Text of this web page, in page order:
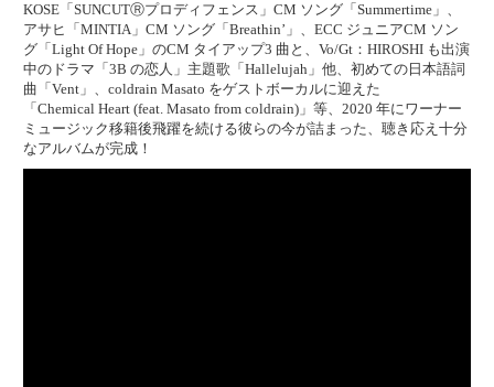
KOSE「SUNCUTⓇプロディフェンス」CM ソング「Summertime」、
アサヒ「MINTIA」CM ソング「Breathin’」、ECC ジュニアCM ソン
グ「Light Of Hope」のCM タイアップ3 曲と、Vo/Gt：HIROSHI も出演
中のドラマ「3B の恋人」主題歌「Hallelujah」他、初めての日本語詞
曲「Vent」、coldrain Masato をゲストボーカルに迎えた
「Chemical Heart (feat. Masato from coldrain)」等、2020 年にワーナー
ミュージック移籍後飛躍を続ける彼らの今が詰まった、聴き応え十分
なアルバムが完成！